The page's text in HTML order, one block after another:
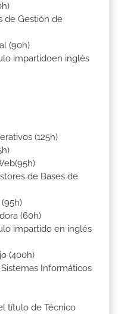
de Gestión de
(90h)
impartidoen inglés
(125h)
de Bases de
(60h)
impartido en inglés
(400h)
Informáticos
título de Técnico